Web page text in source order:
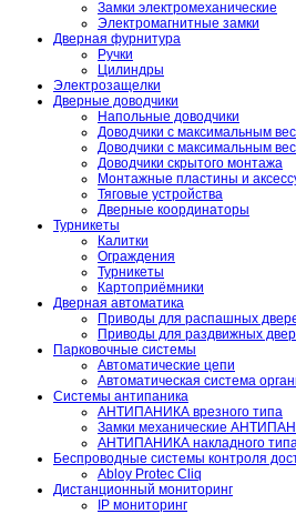
Замки электромеханические
Электромагнитные замки
Дверная фурнитура
Ручки
Цилиндры
Электрозащелки
Дверные доводчики
Напольные доводчики
Доводчики с максимальным
Доводчики с максимальным
Доводчики скрытого монтажа
Монтажные пластины и
Тяговые устройства
Дверные координаторы
Турникеты
Калитки
Ограждения
Турникеты
Картоприёмники
Дверная автоматика
Приводы для распашных
Приводы для раздвижных
Парковочные системы
Автоматические цепи
Автоматическая система
Системы антипаника
АНТИПАНИКА врезного типа
Замки механические
АНТИПАНИКА накладного
Беспроводные системы контроля
Abloy Protec Cliq
Дистанционный мониторинг
IP мониторинг